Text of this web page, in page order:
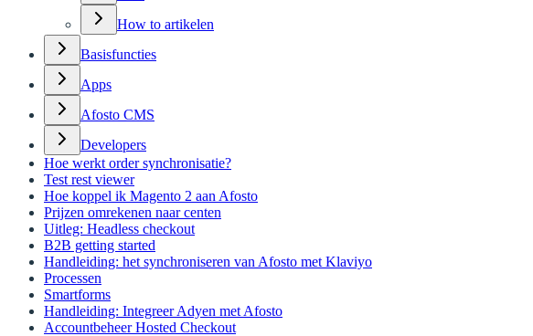
How to artikelen
Basisfuncties
Apps
Afosto CMS
Developers
Hoe werkt order synchronisatie?
Test rest viewer
Hoe koppel ik Magento 2 aan Afosto
Prijzen omrekenen naar centen
Uitleg: Headless checkout
B2B getting started
Handleiding: het synchroniseren van Afosto met Klaviyo
Processen
Smartforms
Handleiding: Integreer Adyen met Afosto
Accountbeheer Hosted Checkout